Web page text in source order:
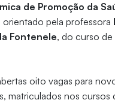
de Promoção da
pela professora
Fontenele, do curso de
oito vagas para
matriculados nos cursos